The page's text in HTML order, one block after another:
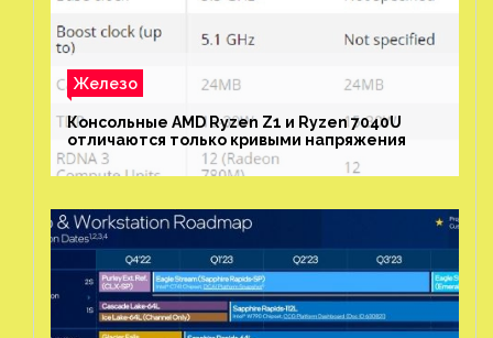
Железо
Консольные AMD Ryzen Z1 и Ryzen 7040U
отличаются только кривыми напряжения